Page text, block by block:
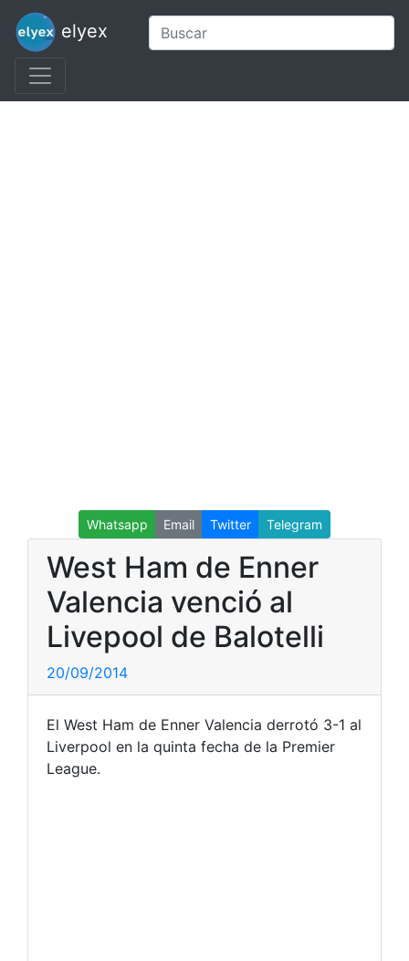
elyex
Whatsapp Email Twitter Telegram
West Ham de Enner
Valencia venció al
Livepool de Balotelli
20/09/2014
El West Ham de Enner Valencia derrotó 3-1 al
Liverpool en la quinta fecha de la Premier
League.